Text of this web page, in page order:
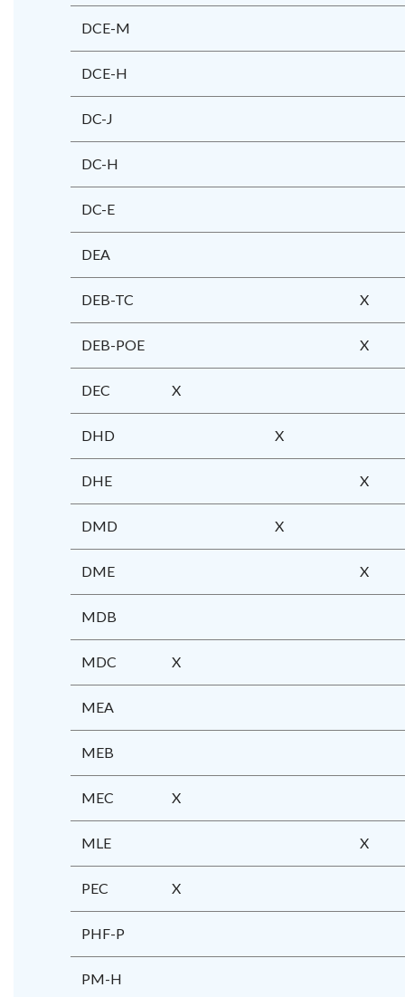
DCE-M
DCE-H
DC-J
DC-H
DC-E
DEA
DEB-TC X
DEB-POE X
DEC X
DHD X
DHE X
DMD X
DME X
MDB
MDC X
MEA
MEB
MEC X
MLE X
PEC X
PHF-P
PM-H